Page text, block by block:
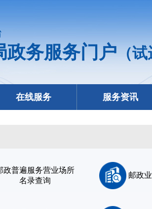
政务服务门户（试
在线服务 服务资讯
政普遍服务营业场所
名录查询
邮政